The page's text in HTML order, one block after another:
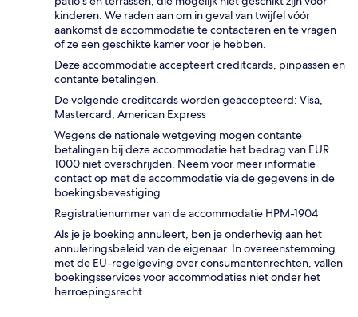
kinderen. We raden aan om in geval van twijfel vóór
aankomst de accommodatie te contacteren en te vragen
of ze een geschikte kamer voor je hebben.
Deze accommodatie accepteert creditcards, pinpassen en
contante betalingen.
De volgende creditcards worden geaccepteerd: Visa,
Mastercard, American Express
Wegens de nationale wetgeving mogen contante
betalingen bij deze accommodatie het bedrag van EUR
1000 niet overschrijden. Neem voor meer informatie
contact op met de accommodatie via de gegevens in de
boekingsbevestiging.
Registratienummer van de accommodatie HPM-1904
Als je je boeking annuleert, ben je onderhevig aan het
annuleringsbeleid van de eigenaar. In overeenstemming
met de EU-regelgeving over consumentenrechten, vallen
boekingsservices voor accommodaties niet onder het
herroepingsrecht.